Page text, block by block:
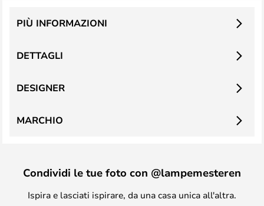
DETTAGLI
PIÙ INFORMAZIONI
DESIGNER
MARCHIO
Condividi le tue foto con @lampemesteren
Ispira e lasciati ispirare, da una casa unica all'altra.